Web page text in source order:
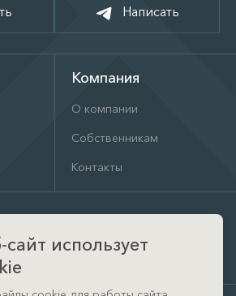
Написать
Компания
О компании
Собственникам
Контакты
Райта, д. 1 (КП Кристал
использует